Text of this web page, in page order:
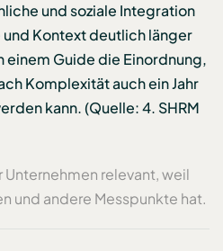
und soziale Integration
und Kontext deutlich länger
einem Guide die Einordnung,
Komplexität auch ein Jahr
kann. (Quelle: 4. SHRM
Unternehmen relevant, weil
und andere Messpunkte hat.